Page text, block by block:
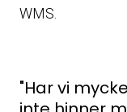
WMS.
"Har vi